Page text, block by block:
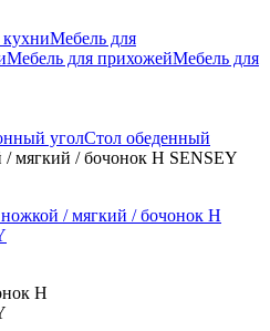
Мебель для
Мебель для прихожейМебель для
уголСтол обеденный
/ мягкий / бочонок Н SENSEY